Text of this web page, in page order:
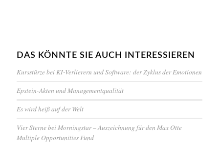
DAS KÖNNTE SIE AUCH INTERESSIEREN
Kursstürze bei KI-Verlierern und Software: der Zyklus der Emotionen
Epstein-Akten und Managementqualität
Es wird heiß auf der Welt
Vier Sterne bei Morningstar – Auszeichnung für den Max Otte
Multiple Opportunities Fund